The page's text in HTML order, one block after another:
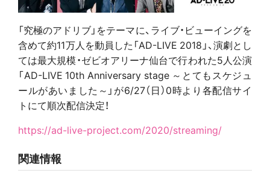
「究極のアドリブ」をテーマに、ライブ・ビューイングを
含めて約11万人を動員した「AD-LIVE 2018」、演劇とし
ては最大規模・ゼビオアリーナ仙台で行われた5人公演
「AD-LIVE 10th Anniversary stage ～とてもスケジュ
ールがあいました～」が6/27（日）0時より各配信サイ
トにて順次配信決定！
https://ad-live-project.com/2020/streaming/
関連情報